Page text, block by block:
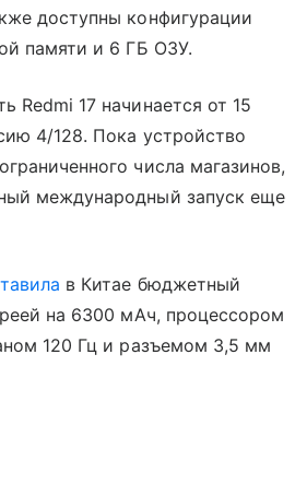
доступны конфигурации
памяти и 6 ГБ ОЗУ.
Redmi 17 начинается от 15
4/128. Пока устройство
числа магазинов,
международный запуск еще
в Китае бюджетный
на 6300 мАч, процессором
120 Гц и разъемом 3,5 мм